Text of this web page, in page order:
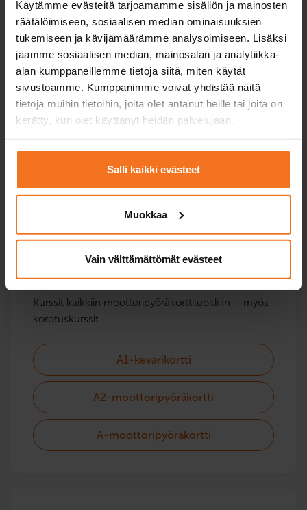
Käytämme evästeitä tarjoamamme sisällön ja mainosten
räätälöimiseen, sosiaalisen median ominaisuuksien
tukemiseen ja kävijämäärämme analysoimiseen. Lisäksi
jaamme sosiaalisen median, mainosalan ja analytiikka-
alan kumppaneillemme tietoja siitä, miten käytät
sivustoamme. Kumppanimme voivat yhdistää näitä
tietoja muihin tietoihin, joita olet antanut heille tai joita on
kerätty, kun olet käyttänyt heidän palvelujaan.
Salli kaikki evästeet
Muokkaa
Vain välttämättömät evästeet
Mönkijä ja traktori
Kurssit mönkijälle ja moottorikelkalle. Mönkijän
ajoneuvoluokasta riippuen tarvitset T- tai AM121-
kortin. Moottorikelkkaa varten tarvitset aina T-
Moottoripyörä
Kurssit kaikkiin moottoripyörä­korttiluokkiin – myös
korotuskurssit.
A1-kevarikortti
A2-moottoripyöräkortti
A-moottoripyöräkortti